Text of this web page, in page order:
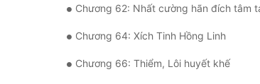
Chương 62: Nhất cường hãn đích tâm
Chương 64: Xích Tinh Hồng Linh
Chương 66: Thiểm, Lôi huyết khế